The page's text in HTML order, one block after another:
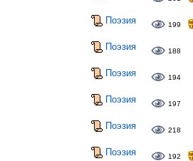
Поэзия 199
Поэзия 188
Поэзия 194
Поэзия 197
Поэзия 218
Поэзия 192